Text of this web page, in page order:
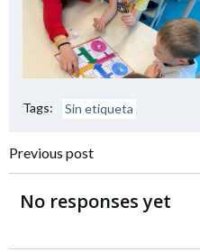
Tags: Sin etiqueta
Navegación
por
las
Previous post
No responses yet